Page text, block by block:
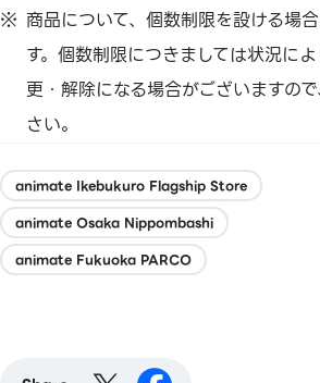
商品について、個数制限を設ける場
す。個数制限につきましては状況に
更・解除になる場合がございますの
さい。
animate Ikebukuro Flagship Store
animate Osaka Nippombashi
animate Fukuoka PARCO